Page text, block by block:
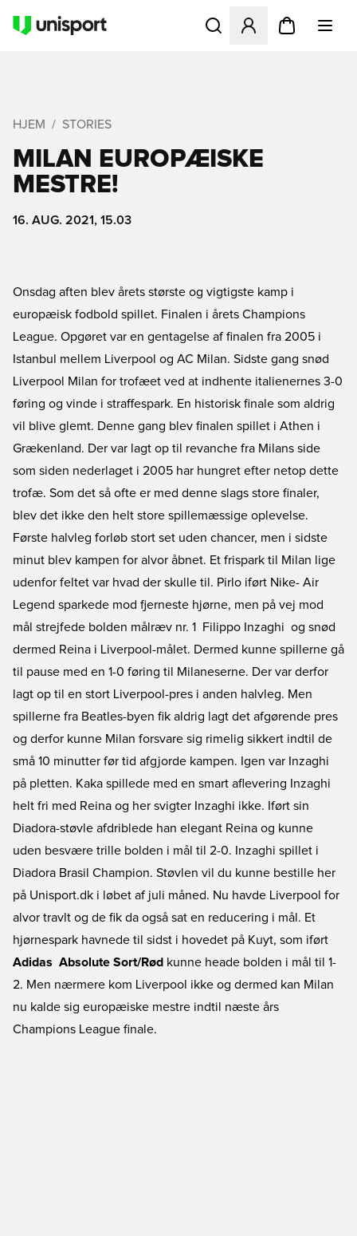
Åbner en Modal til at
HJEM STORIES
MILAN EUROPÆISKE
MESTRE!
16. AUG. 2021, 15.03
Onsdag aften blev årets største og vigtigste kamp i
europæisk fodbold spillet. Finalen i årets Champions
League. Opgøret var en gentagelse af finalen fra 2005 i
Istanbul mellem Liverpool og AC Milan. Sidste gang snød
Liverpool Milan for trofæet ved at indhente italienernes 3-0
føring og vinde i straffespark. En historisk finale som aldrig
vil blive glemt. Denne gang blev finalen spillet i Athen i
Grækenland. Der var lagt op til revanche fra Milans side
som siden nederlaget i 2005 har hungret efter netop dette
trofæ. Som det så ofte er med denne slags store finaler,
blev det ikke den helt store spillemæssige oplevelse.
Første halvleg forløb stort set uden chancer, men i sidste
minut blev kampen for alvor åbnet. Et frispark til Milan lige
udenfor feltet var hvad der skulle til. Pirlo iført Nike- Air
Legend sparkede mod fjerneste hjørne, men på vej mod
mål strejfede bolden målræv nr. 1  Filippo Inzaghi  og snød
dermed Reina i Liverpool-målet. Dermed kunne spillerne gå
til pause med en 1-0 føring til Milaneserne. Der var derfor
lagt op til en stort Liverpool-pres i anden halvleg. Men
spillerne fra Beatles-byen fik aldrig lagt det afgørende pres
og derfor kunne Milan forsvare sig rimelig sikkert indtil de
små 10 minutter før tid afgjorde kampen. Igen var Inzaghi
på pletten. Kaka spillede med en smart aflevering Inzaghi
helt fri med Reina og her svigter Inzaghi ikke. Iført sin
Diadora-støvle afdriblede han elegant Reina og kunne
uden besvære trille bolden i mål til 2-0. Inzaghi spillet i
Diadora Brasil Champion. Støvlen vil du kunne bestille her
på Unisport.dk i løbet af juli måned. Nu havde Liverpool for
alvor travlt og de fik da også sat en reducering i mål. Et
hjørnespark havnede til sidst i hovedet på Kuyt, som iført
Adidas  Absolute Sort/Rød kunne heade bolden i mål til 1-
2. Men nærmere kom Liverpool ikke og dermed kan Milan
nu kalde sig europæiske mestre indtil næste års
Champions League finale.